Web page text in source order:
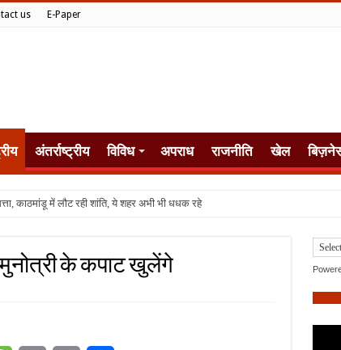
us E-Paper
अंतर्राष्ट्रीय विविध अपराध राजनीति खेल
के कपाट खुलेंगे